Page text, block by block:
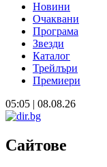
Новини
Очаквани
Програма
Звезди
Каталог
Трейлъри
Премиери
05:05 | 08.08.26
Сайтове